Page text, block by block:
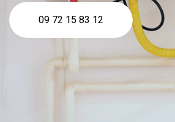
09 72 15 83 12